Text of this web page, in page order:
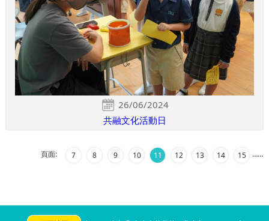
26/06/2024
共融文化活動日
頁面: …
7 8 9 10 11 12 13 14 15 …